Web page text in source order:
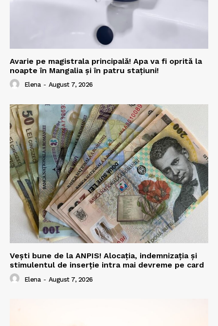
Avarie pe magistrala principală! Apa va fi oprită la
noapte în Mangalia și în patru stațiuni!
Elena - August 7, 2026
Vești bune de la ANPIS! Alocația, indemnizația și
stimulentul de inserție intra mai devreme pe card
Elena - August 7, 2026